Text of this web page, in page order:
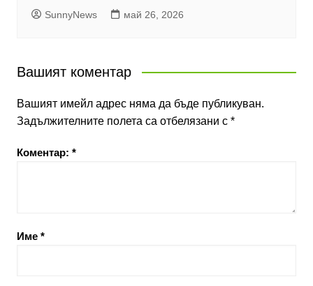
SunnyNews май 26, 2026
Вашият коментар
Вашият имейл адрес няма да бъде публикуван.
Задължителните полета са отбелязани с *
Коментар: *
Име *